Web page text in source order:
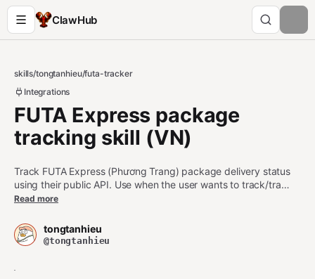
ClawHub
skills/tongtanhieu/futa-tracker
Integrations
FUTA Express package
tracking skill (VN)
Track FUTA Express (Phương Trang) package delivery status
using their public API. Use when the user wants to track/tra
cứu đơn hàng, kiện hàng from FUTA Express, FUTA Express, or
to query.
Read more
tongtanhieu
@tongtanhieu